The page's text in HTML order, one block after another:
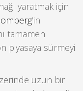
yaratmak için
‘in
tamamen
piyasaya sürmeyi
uzun bir